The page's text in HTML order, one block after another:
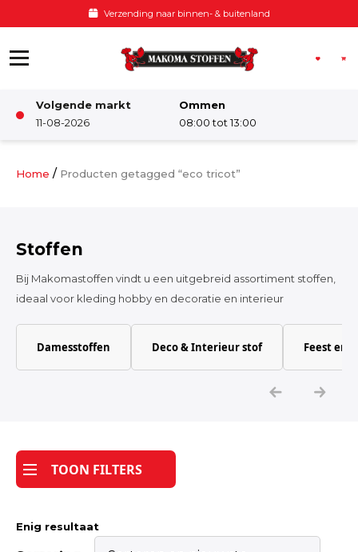
Verzending naar binnen- & buitenland
Volgende markt
11-08-2026
Ommen
08:00 tot 13:00
Damesstoffen
Katoen
Tijdpakker stof
Home / Producten getagged “eco tricot”
Stoffen
Bij Makomastoffen vindt u een uitgebreid assortiment stoffen,
ideaal voor kleding hobby en decoratie en interieur
Damesstoffen Deco & Interieur stof Feest en
TOON FILTERS
Enig resultaat